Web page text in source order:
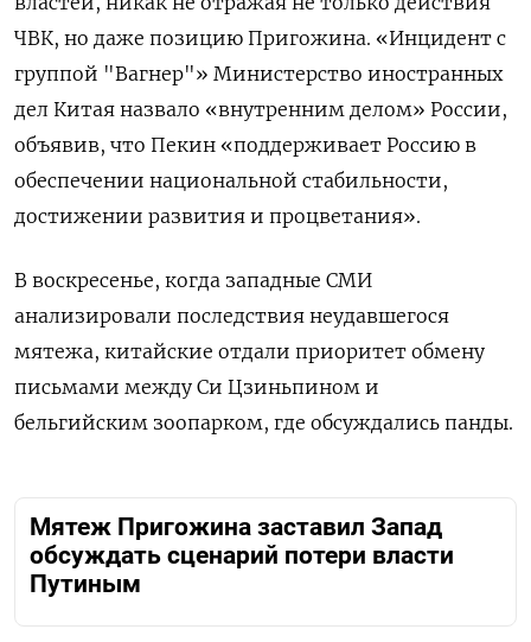
ЧВК, но даже позицию Пригожина. «Инцидент с
группой "Вагнер"» Министерство иностранных
дел Китая назвало «внутренним делом» России,
объявив, что Пекин «поддерживает Россию в
обеспечении национальной стабильности,
достижении развития и процветания».
В воскресенье, когда западные СМИ
анализировали последствия неудавшегося
мятежа, китайские отдали приоритет обмену
письмами между Си Цзиньпином и
бельгийским зоопарком, где обсуждались панды.
Мятеж Пригожина заставил Запад
обсуждать сценарий потери власти
Путиным